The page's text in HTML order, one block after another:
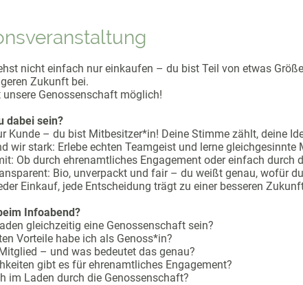
nicht einfach nur einkaufen – du bist Teil von etwas
Zukunft bei.
Genossenschaft möglich!
dabei sein?
Kunde – du bist Mitbesitzer*in! Deine Stimme zählt, deine
wir stark: Erlebe echten Teamgeist und lerne gleichgesinnte
Ob durch ehrenamtliches Engagement oder einfach
Bio, unverpackt und fair – du weißt genau, wofür
Einkauf, jede Entscheidung trägt zu einer besseren
Infoabend?
gleichzeitig eine Genossenschaft sein?
Vorteile habe ich als Genoss*in?
– und was bedeutet das genau?
gibt es für ehrenamtliches Engagement?
im Laden durch die Genossenschaft?